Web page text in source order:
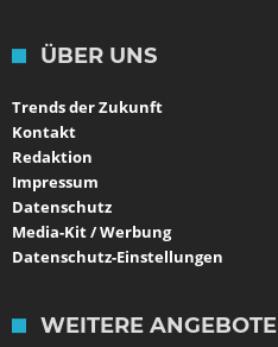
ÜBER UNS
Trends der Zukunft
Kontakt
Redaktion
Impressum
Datenschutz
Media-Kit / Werbung
Datenschutz-Einstellungen
WEITERE ANGEBOTE